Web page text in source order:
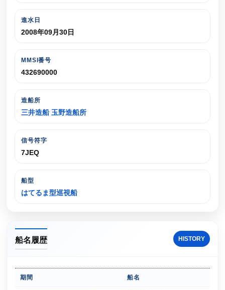
進水日
2008年09月30日
MMSI番号
432690000
造船所
三井造船 玉野造船所
信号符字
7JEQ
船型
はてるま型巡視船
船名履歴 HISTORY
期間 船名